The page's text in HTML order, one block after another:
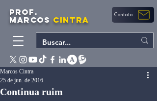
PROF.
MARCOS CINTRA Contato
Continua ruim
Marcos Cintra
25 de jun. de 2016